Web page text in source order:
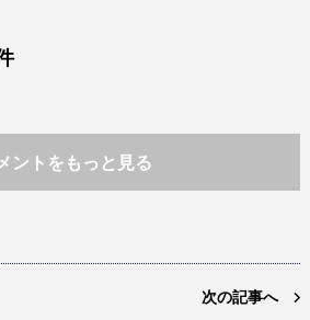
ントをもっと見る
次の記事へ